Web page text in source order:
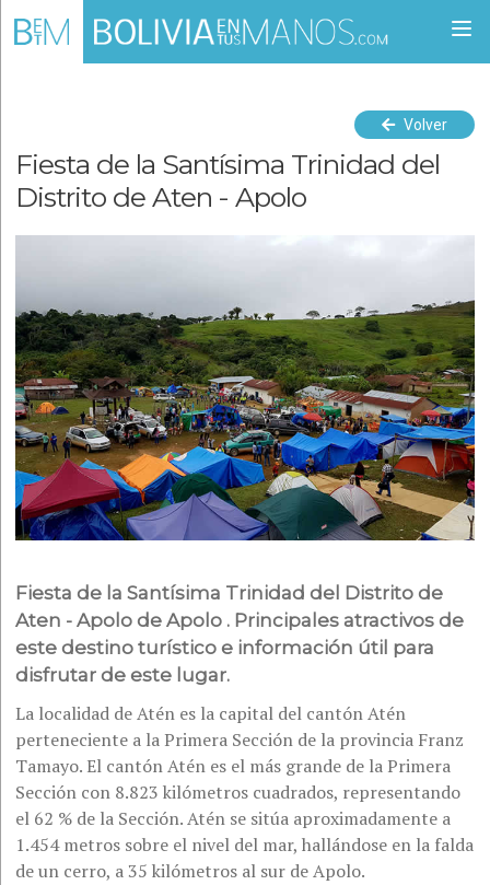
Volver
Fiesta de la Santísima Trinidad del
Distrito de Aten - Apolo
Fiesta de la Santísima Trinidad del Distrito de
Aten - Apolo de Apolo . Principales atractivos de
este destino turístico e información útil para
disfrutar de este lugar.
La localidad de Atén es la capital del cantón Atén
perteneciente a la Primera Sección de la provincia Franz
Tamayo. El cantón Atén es el más grande de la Primera
Sección con 8.823 kilómetros cuadrados, representando
el 62 % de la Sección. Atén se sitúa aproximadamente a
1.454 metros sobre el nivel del mar, hallándose en la falda
de un cerro, a 35 kilómetros al sur de Apolo.